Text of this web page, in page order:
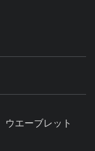
エーブレット